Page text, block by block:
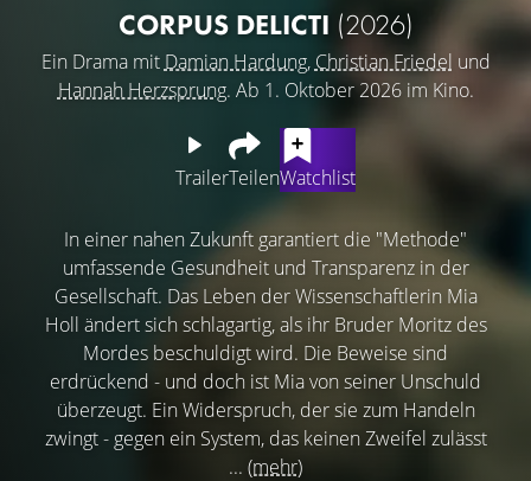
CORPUS DELICTI (2026)
Ein Drama mit Damian Hardung, Christian Friedel und
Hannah Herzsprung. Ab 1. Oktober 2026 im Kino.
TrailerTeilenWatchlist
In einer nahen Zukunft garantiert die "Methode"
umfassende Gesundheit und Transparenz in der
Gesellschaft. Das Leben der Wissenschaftlerin Mia
Holl ändert sich schlagartig, als ihr Bruder Moritz des
Mordes beschuldigt wird. Die Beweise sind
erdrückend - und doch ist Mia von seiner Unschuld
überzeugt. Ein Widerspruch, der sie zum Handeln
zwingt - gegen ein System, das keinen Zweifel zulässt
... (mehr)